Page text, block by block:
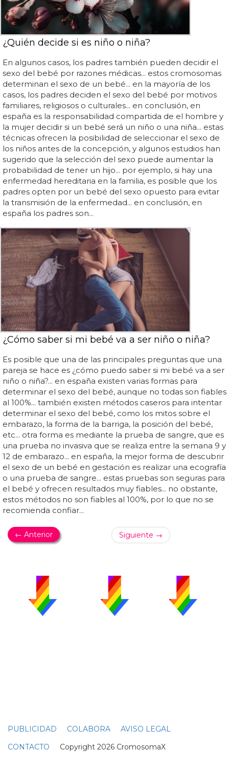
¿Quién decide si es niño o niña?
En algunos casos, los padres también pueden decidir el
sexo del bebé por razones médicas... estos cromosomas
determinan el sexo de un bebé... en la mayoría de los
casos, los padres deciden el sexo del bebé por motivos
familiares, religiosos o culturales... en conclusión, en
españa es la responsabilidad compartida de el hombre y
la mujer decidir si un bebé será un niño o una niña... estas
técnicas ofrecen la posibilidad de seleccionar el sexo de
los niños antes de la concepción, y algunos estudios han
sugerido que la selección del sexo puede aumentar la
probabilidad de tener un hijo... por ejemplo, si hay una
enfermedad hereditaria en la familia, es posible que los
padres opten por un bebé del sexo opuesto para evitar
la transmisión de la enfermedad... en conclusión, en
españa los padres son...
¿Cómo saber si mi bebé va a ser niño o niña?
Es posible que una de las principales preguntas que una
pareja se hace es ¿cómo puedo saber si mi bebé va a ser
niño o niña?... en españa existen varias formas para
determinar el sexo del bebé, aunque no todas son fiables
al 100%... también existen métodos caseros para intentar
determinar el sexo del bebé, como los mitos sobre el
embarazo, la forma de la barriga, la posición del bebé,
etc... otra forma es mediante la prueba de sangre, que es
una prueba no invasiva que se realiza entre la semana 9 y
12 de embarazo... en españa, la mejor forma de descubrir
el sexo de un bebé en gestación es realizar una ecografía
o una prueba de sangre... estas pruebas son seguras para
el bebé y ofrecen resultados muy fiables... no obstante,
estos métodos no son fiables al 100%, por lo que no se
recomienda confiar...
← Anterior Siguiente →
PUBLICIDAD COLABORA
AVISO LEGAL
CONTACTO Copyright 2026 CromosomaX